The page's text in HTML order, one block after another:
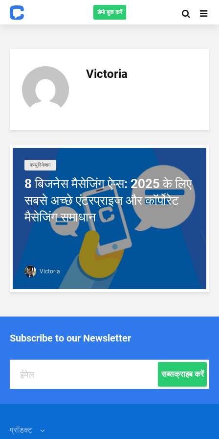
डेमो बुक करें
Victoria
कम्युनिकेशन
8 बिजनेस मैसेजिंग ऐप्स: 2025 के लिए
सबसे अच्छे एंटरप्राइज और कॉर्पोरेट
मैसेजिंग समाधान
Victoria
Subscribe to our Newsletter
सब्सक्राइब करें
प्रॉडक्ट